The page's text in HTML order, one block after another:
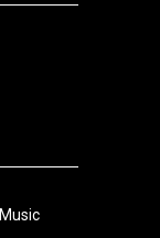
Music